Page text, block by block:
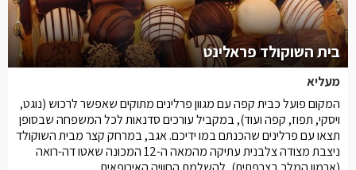
בית השוקולד פראלינט
מעליא
המקום פועל כבית קפה עם מגוון פרלינים מתוקים שאפשר לרכוש (נוגט,
ויסקי, תפוז, קפה ועוד), במקביל עורכים סדנאות לכל המשפחה שבסופן
תצאו עם פרלינים שהכנתם במו ידיכם. אגב, במרחק קצר מבית השוקולד
ניצבת מצודה צלבנית עתיקה מהמאה ה-12 המכונה שאטו דה-רואה